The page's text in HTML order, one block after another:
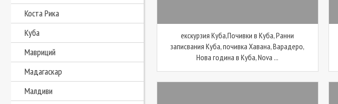
Коста Рика
Куба
Мавриций
Мадагаскар
Малдиви
екскурзия Куба,Почивки в Куба, Ранни
записвания Куба, почивка Хавана, Варадеро,
Нова година в Куба, Nova ...